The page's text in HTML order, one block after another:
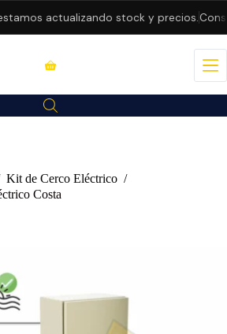
actualizando stock y precios.
Kit de Cerco Eléctrico /
Costa